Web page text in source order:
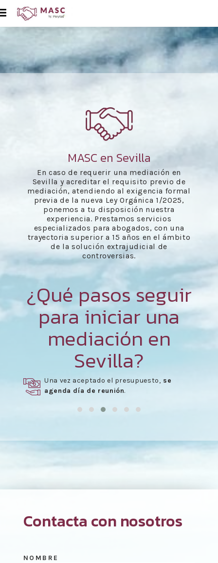
MASC en Sevilla
En caso de requerir una mediación en
Sevilla y acreditar el requisito previo de
mediación, atendiendo al exigencia formal
previa de la nueva Ley Orgánica 1/2025,
ponemos a tu disposición nuestra
experiencia. Prestamos servicios
especializados para abogados, con una
trayectoria superior a 15 años en el ámbito
de la solución extrajudicial de
controversias.
¿Qué pasos seguir
para iniciar una
mediación en
Sevilla?
Una vez aceptado el presupuesto, se
agenda día de reunión.
Contacta con nosotros
NOMBRE